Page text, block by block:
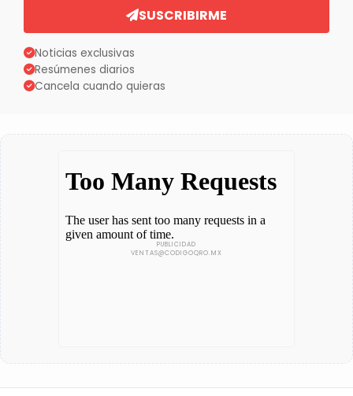
SUSCRIBIRME
Noticias exclusivas
Resúmenes diarios
Cancela cuando quieras